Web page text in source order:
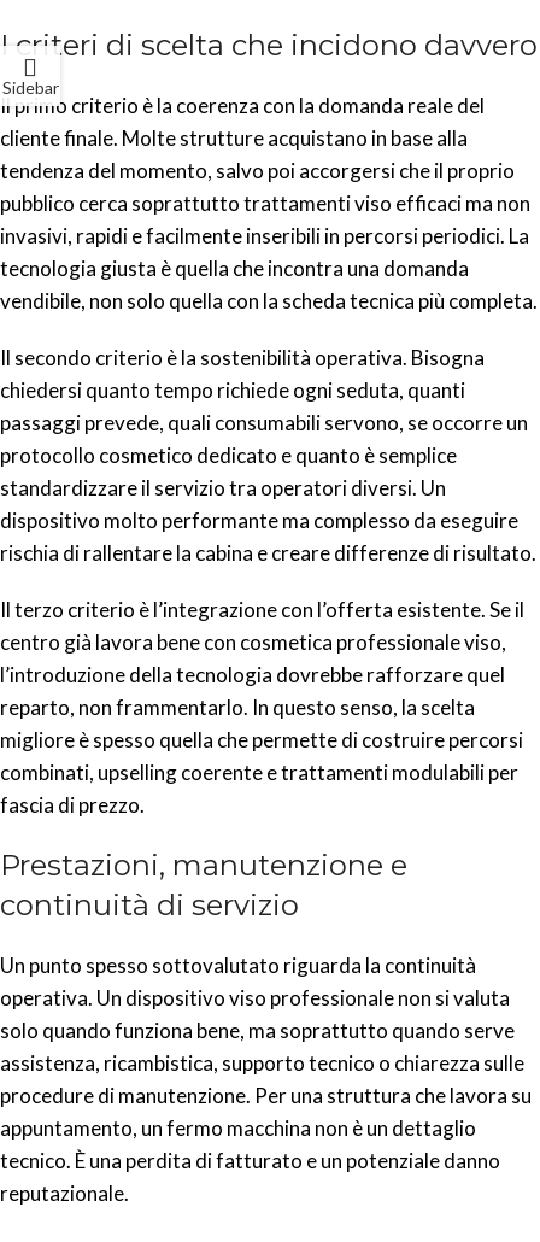
I criteri di scelta che incidono davvero
Il primo criterio è la coerenza con la domanda reale del
cliente finale. Molte strutture acquistano in base alla
tendenza del momento, salvo poi accorgersi che il proprio
pubblico cerca soprattutto trattamenti viso efficaci ma non
invasivi, rapidi e facilmente inseribili in percorsi periodici. La
tecnologia giusta è quella che incontra una domanda
vendibile, non solo quella con la scheda tecnica più completa.
Il secondo criterio è la sostenibilità operativa. Bisogna
chiedersi quanto tempo richiede ogni seduta, quanti
passaggi prevede, quali consumabili servono, se occorre un
protocollo cosmetico dedicato e quanto è semplice
standardizzare il servizio tra operatori diversi. Un
dispositivo molto performante ma complesso da eseguire
rischia di rallentare la cabina e creare differenze di risultato.
Il terzo criterio è l’integrazione con l’offerta esistente. Se il
centro già lavora bene con cosmetica professionale viso,
l’introduzione della tecnologia dovrebbe rafforzare quel
reparto, non frammentarlo. In questo senso, la scelta
migliore è spesso quella che permette di costruire percorsi
combinati, upselling coerente e trattamenti modulabili per
fascia di prezzo.
Prestazioni, manutenzione e
continuità di servizio
Un punto spesso sottovalutato riguarda la continuità
operativa. Un dispositivo viso professionale non si valuta
solo quando funziona bene, ma soprattutto quando serve
assistenza, ricambistica, supporto tecnico o chiarezza sulle
procedure di manutenzione. Per una struttura che lavora su
appuntamento, un fermo macchina non è un dettaglio
tecnico. È una perdita di fatturato e un potenziale danno
reputazionale.
Sidebar